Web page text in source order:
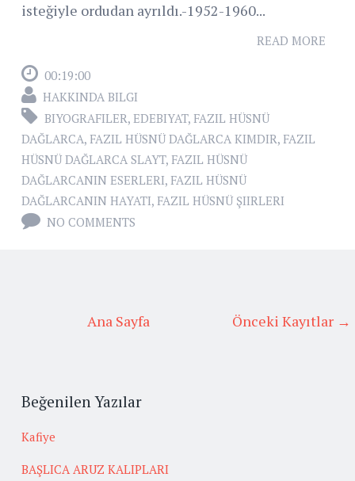
isteğiyle ordudan ayrıldı.-1952-1960...
READ MORE
00:19:00
HAKKINDA BILGI
BIYOGRAFILER, EDEBIYAT, FAZIL HÜSNÜ
DAĞLARCA, FAZIL HÜSNÜ DAĞLARCA KIMDIR, FAZIL
HÜSNÜ DAĞLARCA SLAYT, FAZIL HÜSNÜ
DAĞLARCANIN ESERLERI, FAZIL HÜSNÜ
DAĞLARCANIN HAYATI, FAZIL HÜSNÜ ŞIIRLERI
NO COMMENTS
Önceki Kayıtlar →
Ana Sayfa
Beğenilen Yazılar
Kafiye
BAŞLICA ARUZ KALIPLARI